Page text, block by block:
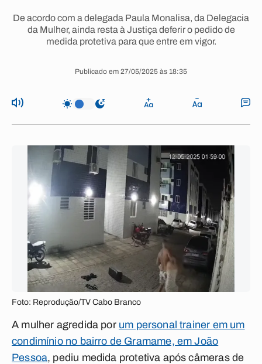
De acordo com a delegada Paula Monalisa, da Delegacia
da Mulher, ainda resta à Justiça deferir o pedido de
medida protetiva para que entre em vigor.
Publicado em 27/05/2025 às 18:35
Foto: Reprodução/TV Cabo Branco
A mulher agredida por um personal trainer em um
condimínio no bairro de Gramame, em João
Pessoa, pediu medida protetiva após câmeras de